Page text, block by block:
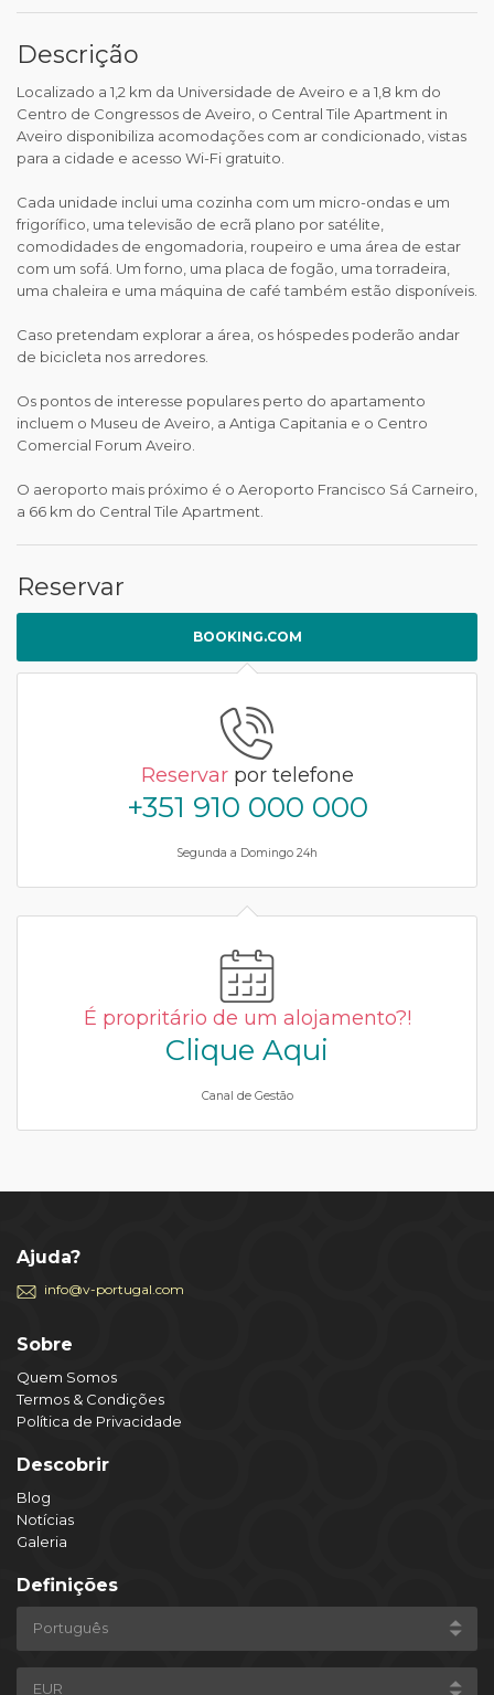
Descrição
Localizado a 1,2 km da Universidade de Aveiro e a 1,8 km do
Centro de Congressos de Aveiro, o Central Tile Apartment in
Aveiro disponibiliza acomodações com ar condicionado, vistas
para a cidade e acesso Wi-Fi gratuito.
Cada unidade inclui uma cozinha com um micro-ondas e um
frigorífico, uma televisão de ecrã plano por satélite,
comodidades de engomadoria, roupeiro e uma área de estar
com um sofá. Um forno, uma placa de fogão, uma torradeira,
uma chaleira e uma máquina de café também estão disponíveis.
Caso pretendam explorar a área, os hóspedes poderão andar
de bicicleta nos arredores.
Os pontos de interesse populares perto do apartamento
incluem o Museu de Aveiro, a Antiga Capitania e o Centro
Comercial Forum Aveiro.
O aeroporto mais próximo é o Aeroporto Francisco Sá Carneiro,
a 66 km do Central Tile Apartment.
Reservar
BOOKING.COM
Reservarpor telefone
+351 910 000 000
Segunda a Domingo 24h
É propritário de um alojamento?!
Clique Aqui
Canal de Gestão
Ajuda?
info@v-portugal.com
Sobre
Quem Somos
Termos & Condições
Política de Privacidade
Descobrir
Blog
Notícias
Galeria
Definições